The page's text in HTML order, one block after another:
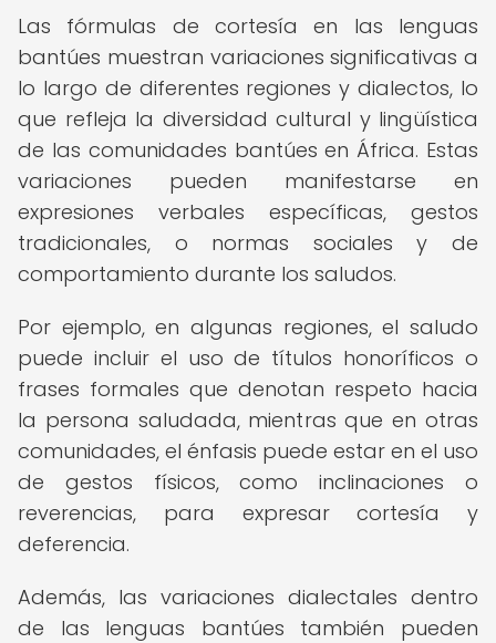
Las fórmulas de cortesía en las lenguas
bantúes muestran variaciones significativas a
lo largo de diferentes regiones y dialectos, lo
que refleja la diversidad cultural y lingüística
de las comunidades bantúes en África. Estas
variaciones pueden manifestarse en
expresiones verbales específicas, gestos
tradicionales, o normas sociales y de
comportamiento durante los saludos.
Por ejemplo, en algunas regiones, el saludo
puede incluir el uso de títulos honoríficos o
frases formales que denotan respeto hacia
la persona saludada, mientras que en otras
comunidades, el énfasis puede estar en el uso
de gestos físicos, como inclinaciones o
reverencias, para expresar cortesía y
deferencia.
Además, las variaciones dialectales dentro
de las lenguas bantúes también pueden